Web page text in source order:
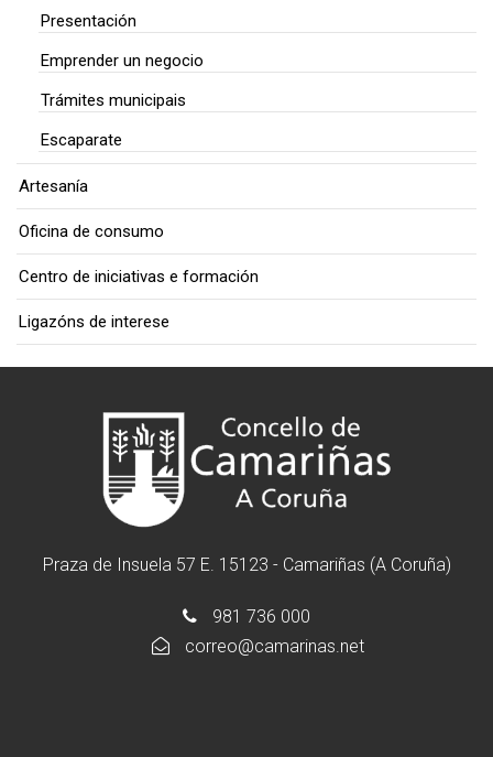
Presentación
Emprender un negocio
Trámites municipais
Escaparate
Artesanía
Oficina de consumo
Centro de iniciativas e formación
Ligazóns de interese
Praza de Insuela 57 E. 15123 - Camariñas (A Coruña)
981 736 000
correo@camarinas.net